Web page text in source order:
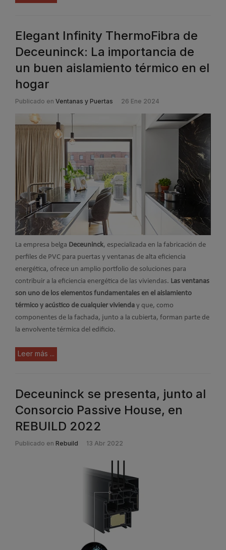
Elegant Infinity ThermoFibra de
Deceuninck: La importancia de
un buen aislamiento térmico en el
hogar
Publicado en Ventanas y Puertas 26 Ene 2024
La empresa belga Deceuninck, especializada en la fabricación de
perfiles de PVC para puertas y ventanas de alta eficiencia
energética, ofrece un amplio portfolio de soluciones para
contribuir a la eficiencia energética de las viviendas. Las ventanas
son uno de los elementos fundamentales en el aislamiento
térmico y acústico de cualquier vivienda y que, como
componentes de la fachada, junto a la cubierta, forman parte de
la envolvente térmica del edificio.
Leer más ...
Deceuninck se presenta, junto al
Consorcio Passive House, en
REBUILD 2022
Publicado en Rebuild 13 Abr 2022